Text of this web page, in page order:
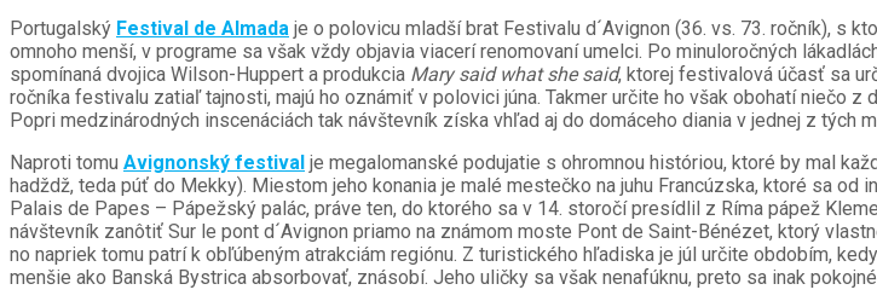
Portugalský Festival de Almada je o polovicu mladší brat Festivalu d´Avignon (36. vs. 73. ročník), s
omnoho menší, v programe sa však vždy objavia viacerí renomovaní umelci. Po minuloročných
spomínaná dvojica Wilson-Huppert a produkcia Mary said what she said, ktorej festivalová účasť sa
ročníka festivalu zatiaľ tajnosti, majú ho oznámiť v polovici júna. Takmer určite ho však obohatí niečo
Popri medzinárodných inscenáciách tak návštevník získa vhľad aj do domáceho diania v jednej z tých
Naproti tomu Avignonský festival je megalomanské podujatie s ohromnou históriou, ktoré by mal
hadždž, teda púť do Mekky). Miestom jeho konania je malé mestečko na juhu Francúzska, ktoré sa
Palais de Papes – Pápežský palác, práve ten, do ktorého sa v 14. storočí presídlil z Ríma pápež
návštevník zanôtiť Sur le pont d´Avignon priamo na známom moste Pont de Saint-Bénézet, ktorý
no napriek tomu patrí k obľúbeným atrakciám regiónu. Z turistického hľadiska je júl určite obdobím,
menšie ako Banská Bystrica absorbovať, znásobí. Jeho uličky sa však nenafúknu, preto sa inak